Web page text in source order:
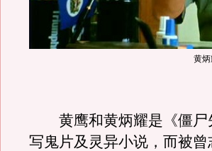
黄炳
黄鹰和黄炳耀是《僵尸
写鬼片及灵异小说，而被曾